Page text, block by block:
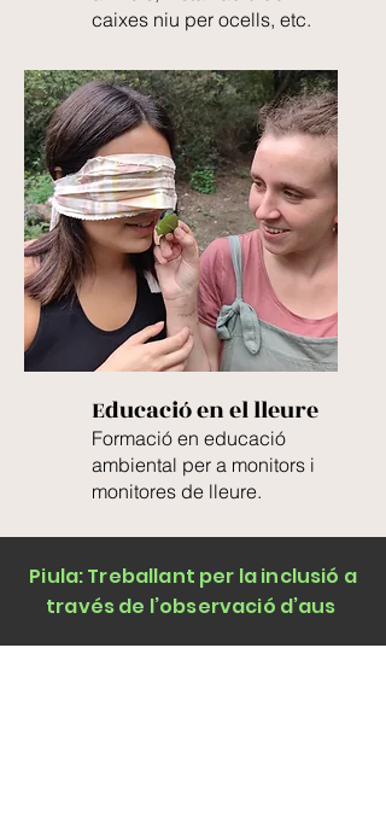
caixes niu per ocells, etc.
Educació en el lleure
Formació en educació
ambiental per a monitors i
monitores de lleure.
Piula: Treballant per la inclusió a
través de l’observació d’aus